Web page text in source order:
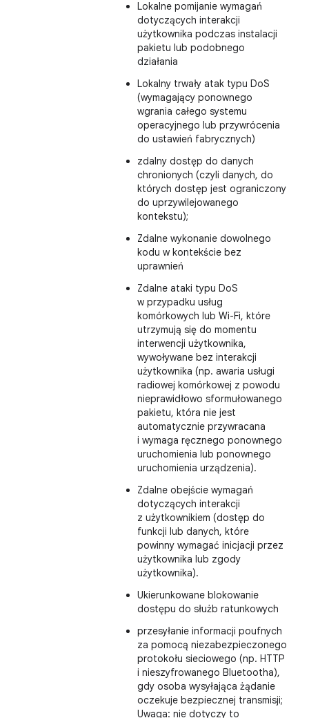
Lokalne pomijanie wymagań
dotyczących interakcji
użytkownika podczas instalacji
pakietu lub podobnego
działania
Lokalny trwały atak typu DoS
(wymagający ponownego
wgrania całego systemu
operacyjnego lub przywrócenia
do ustawień fabrycznych)
zdalny dostęp do danych
chronionych (czyli danych, do
których dostęp jest ograniczony
do uprzywilejowanego
kontekstu);
Zdalne wykonanie dowolnego
kodu w kontekście bez
uprawnień
Zdalne ataki typu DoS
w przypadku usług
komórkowych lub Wi-Fi, które
utrzymują się do momentu
interwencji użytkownika,
wywoływane bez interakcji
użytkownika (np. awaria usługi
radiowej komórkowej z powodu
nieprawidłowo sformułowanego
pakietu, która nie jest
automatycznie przywracana
i wymaga ręcznego ponownego
uruchomienia lub ponownego
uruchomienia urządzenia).
Zdalne obejście wymagań
dotyczących interakcji
z użytkownikiem (dostęp do
funkcji lub danych, które
powinny wymagać inicjacji przez
użytkownika lub zgody
użytkownika).
Ukierunkowane blokowanie
dostępu do służb ratunkowych
przesyłanie informacji poufnych
za pomocą niezabezpieczonego
protokołu sieciowego (np. HTTP
i nieszyfrowanego Bluetootha),
gdy osoba wysyłająca żądanie
oczekuje bezpiecznej transmisji;
Uwaga: nie dotyczy to